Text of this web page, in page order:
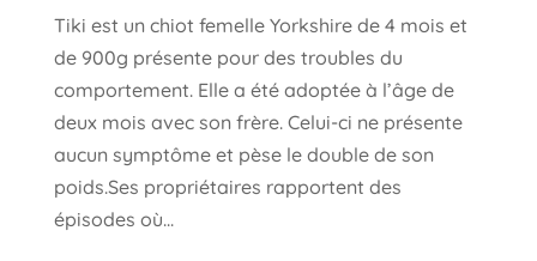
Tiki est un chiot femelle Yorkshire de 4 mois et
de 900g présente pour des troubles du
comportement. Elle a été adoptée à l’âge de
deux mois avec son frère. Celui-ci ne présente
aucun symptôme et pèse le double de son
poids.Ses propriétaires rapportent des
épisodes où...